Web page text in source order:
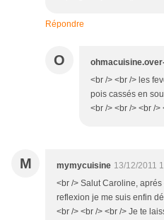
Répondre
O
<br /> <br /> les
pois cassés en
<br /> <br /> <br />
M mymycuisine 13/12/2011
<br /> Salut Caroline,
reflexion je me suis enfin
<br /> <br /> <br /> Je te